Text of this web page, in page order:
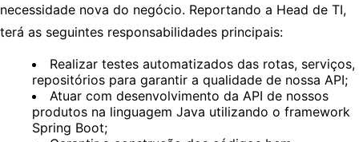
necessidade nova do negócio. Reportando a Head de TI,
terá as seguintes responsabilidades principais:
Realizar testes automatizados das rotas, serviços,
repositórios para garantir a qualidade de nossa API;
Atuar com desenvolvimento da API de nossos
produtos na linguagem Java utilizando o framework
Spring Boot;